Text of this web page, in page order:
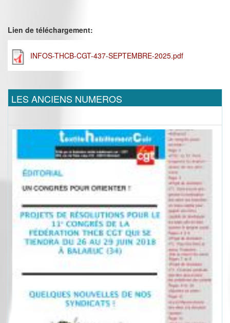
Lien de téléchargement:
INFOS-THCB-CGT-437-SEPTEMBRE-2025.pdf
LES ANCIENS NUMEROS